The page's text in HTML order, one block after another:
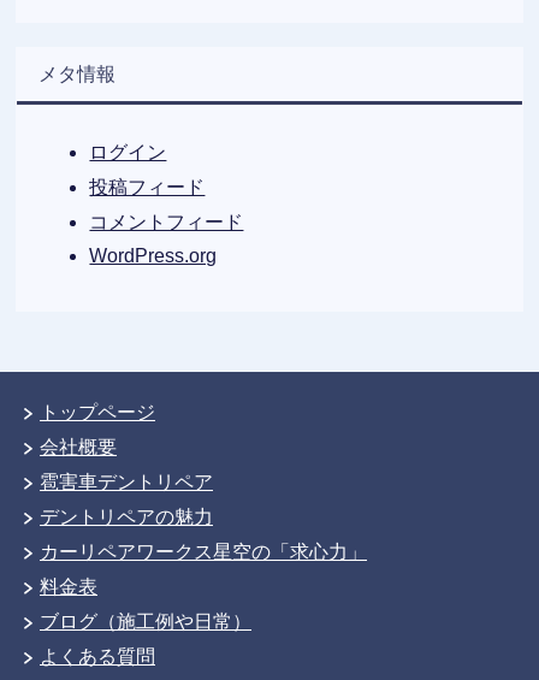
メタ情報
ログイン
投稿フィード
コメントフィード
WordPress.org
トップページ
会社概要
雹害車デントリペア
デントリペアの魅力
カーリペアワークス星空の「求心力」
料金表
ブログ（施工例や日常）
よくある質問